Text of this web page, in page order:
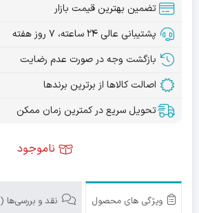
تضمین بهترین قیمت بازار
پشتیبانی عالی ۲۴ ساعته، ۷ روز هفته
بازگشت وجه در صورت عدم رضایت
اصالت کالاها از برترین برندها
تحویل سریع در کمترین زمان ممکن
ناموجود
ویژگی های محصول نقد و بررسی‌ها (0)